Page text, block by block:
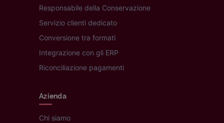
Responsabile della Conservazione
Servizio clienti dedicato
Conversione tra formati
Integrazione con gli ERP
Riconciliazione pagamenti
Azienda
Chi siamo